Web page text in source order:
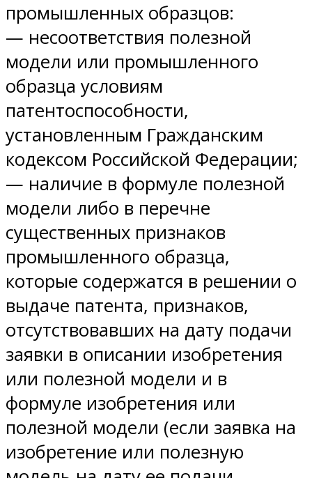
промышленных образцов:
— несоответствия полезной
модели или промышленного
образца условиям
патентоспособности,
установленным Гражданским
кодексом Российской Федерации;
— наличие в формуле полезной
модели либо в перечне
существенных признаков
промышленного образца,
которые содержатся в решении о
выдаче патента, признаков,
отсутствовавших на дату подачи
заявки в описании изобретения
или полезной модели и в
формуле изобретения или
полезной модели (если заявка на
изобретение или полезную